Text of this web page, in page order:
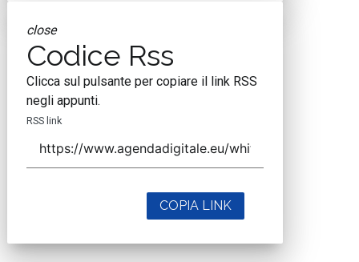
close
Codice Rss
Clicca sul pulsante per copiare il link RSS
negli appunti.
RSS link
COPIA LINK